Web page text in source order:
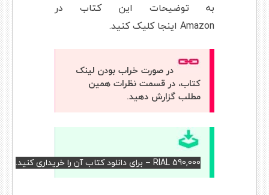
به توضیحات این کتاب در
Amazon اینجا کلیک کنید.
در صورت خراب بودن لینک
کتاب، در قسمت نظرات همین
مطلب گزارش دهید.
RIAL 590,000 – برای دانلود کتاب آن را خریداری کنید.